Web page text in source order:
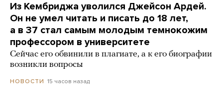
Из Кембриджа уволился Джейсон Ардей.
Он не умел читать и писать до 18 лет,
а в 37 стал самым молодым темнокожим
профессором в университете
Сейчас его обвинили в плагиате, а к его биографии
возникли вопросы
НОВОСТИ 15 часов назад